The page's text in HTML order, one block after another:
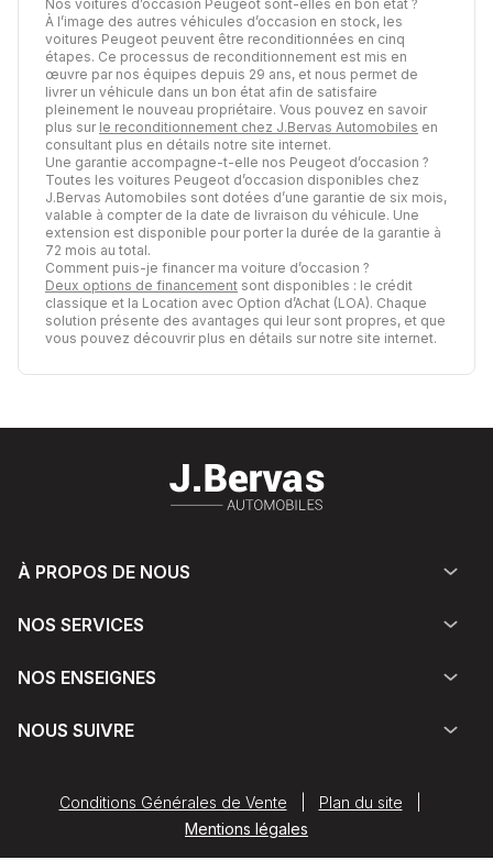
Nos voitures d’occasion Peugeot sont-elles en bon état ?
À l’image des autres véhicules d’occasion en stock, les
voitures Peugeot peuvent être reconditionnées en cinq
étapes. Ce processus de reconditionnement est mis en
œuvre par nos équipes depuis 29 ans, et nous permet de
livrer un véhicule dans un bon état afin de satisfaire
pleinement le nouveau propriétaire. Vous pouvez en savoir
plus sur le reconditionnement chez J.Bervas Automobiles en
consultant plus en détails notre site internet.
Une garantie accompagne-t-elle nos Peugeot d’occasion ?
Toutes les voitures Peugeot d’occasion disponibles chez
J.Bervas Automobiles sont dotées d’une garantie de six mois,
valable à compter de la date de livraison du véhicule. Une
extension est disponible pour porter la durée de la garantie à
72 mois au total.
Comment puis-je financer ma voiture d’occasion ?
Deux options de financement sont disponibles : le crédit
classique et la Location avec Option d’Achat (LOA). Chaque
solution présente des avantages qui leur sont propres, et que
vous pouvez découvrir plus en détails sur notre site internet.
À PROPOS DE NOUS
NOS SERVICES
NOS ENSEIGNES
NOUS SUIVRE
Conditions Générales de Vente Plan du site
Mentions légales